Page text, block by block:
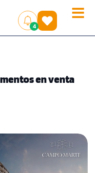
Toggle
4
()
en venta